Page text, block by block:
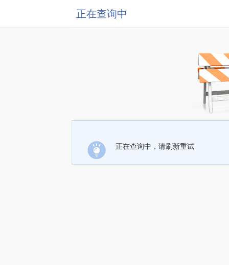
正在查询中
正在查询中，请刷新重试